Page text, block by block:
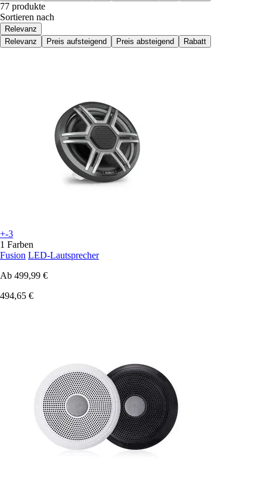
77 produkte
Sortieren nach
Relevanz
Relevanz
Preis aufsteigend Preis absteigend Rabatt
+-3
1 Farben
Fusion LED-Lautsprecher
Ab 499,99 €
494,65 €